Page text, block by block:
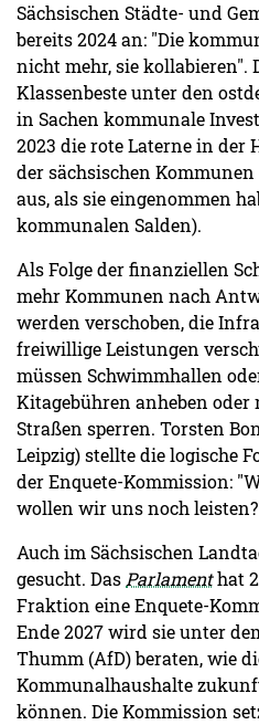
Sächsischen Städte- und
bereits 2024 an: "Die
nicht mehr, sie kollabieren".
Klassenbeste unter den
in Sachen kommunale
2023 die rote Laterne in der
der sächsischen Kommunen
aus, als sie eingenommen
kommunalen Salden).
Als Folge der finanziellen
mehr Kommunen nach
werden verschoben, die
freiwillige Leistungen
müssen Schwimmhallen
Kitagebühren anheben oder
Straßen sperren. Torsten
Leipzig) stellte die logische
der Enquete-Kommission:
wollen wir uns noch
Auch im Sächsischen
gesucht. Das Parlamenthat
Fraktion eine Enquete-
Ende 2027 wird sie unter
Thumm (AfD) beraten, wie
Kommunalhaushalte
können. Die Kommission